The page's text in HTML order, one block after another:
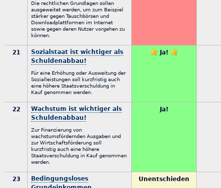
Die rechtlichen Grundlagen sollen
ausgeweitet werden, um zum Beispiel
stärker gegen Tauschbörsen und
Downloadplattformen im Internet
sowie gegen deren Nutzer vorgehen zu
können.
21
Sozialstaat ist wichtiger als
Schuldenabbau!
Für eine Erhöhung oder Ausweitung der
Sozialleistungen soll kurzfristig auch
eine höhere Staatsverschuldung in
Kauf genommen werden.
Ja!
22
Wachstum ist wichtiger als
Schuldenabbau!
Zur Finanzierung von
wachstumsfördernden Ausgaben und
zur Wirtschaftsförderung soll
kurzfristig auch eine höhere
Staatsverschuldung in Kauf genommen
werden.
Ja!
23
Bedingungsloses
Unentschieden